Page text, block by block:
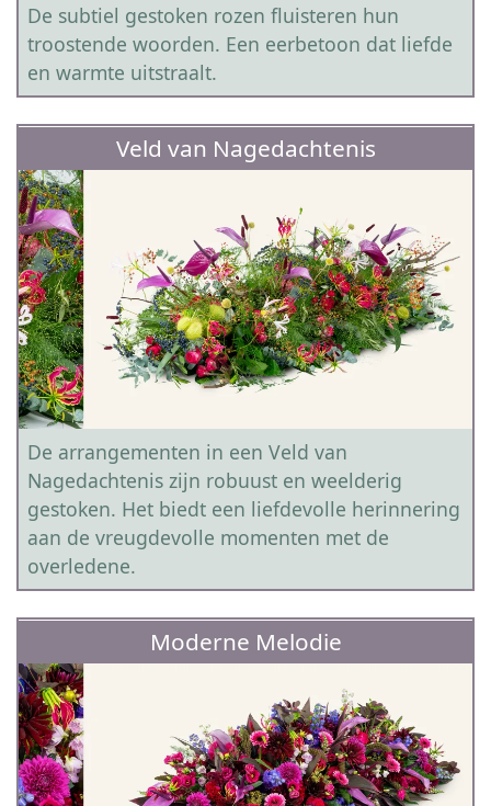
De subtiel gestoken rozen fluisteren hun
troostende woorden. Een eerbetoon dat liefde
en warmte uitstraalt.
Veld van Nagedachtenis
De arrangementen in een Veld van
Nagedachtenis zijn robuust en weelderig
gestoken. Het biedt een liefdevolle herinnering
aan de vreugdevolle momenten met de
overledene.
Moderne Melodie